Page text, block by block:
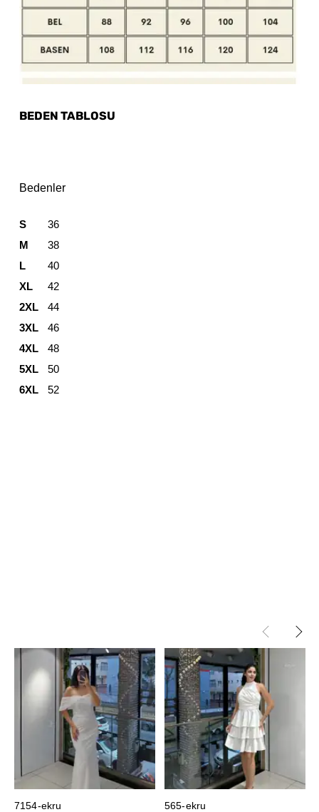
BEDEN TABLOSU
Bedenler
S
36
M
38
L
40
XL
42
2XL
44
3XL
46
4XL
48
5XL
50
6XL
52
7154-ekru 565-ekru